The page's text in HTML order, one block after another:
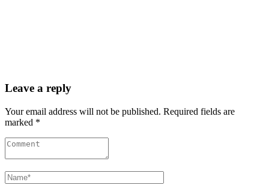
Leave a reply
Your email address will not be published. Required fields are
marked *